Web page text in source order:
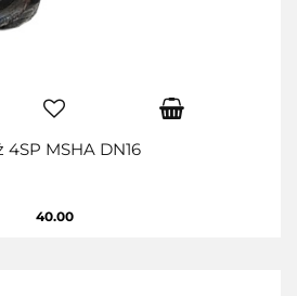
4SP MSHA DN16
40.00